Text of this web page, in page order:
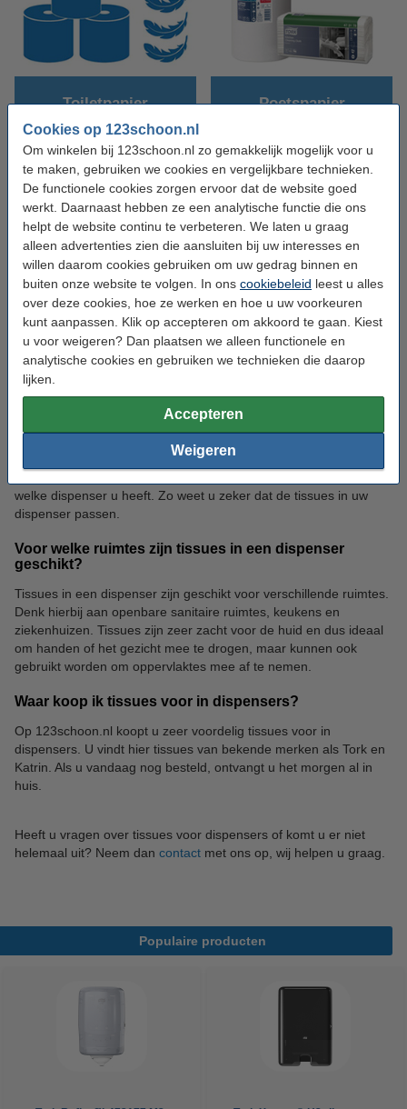
Cookies op 123schoon.nl
Om winkelen bij 123schoon.nl zo gemakkelijk mogelijk voor u
te maken, gebruiken we cookies en vergelijkbare technieken.
De functionele cookies zorgen ervoor dat de website goed
werkt. Daarnaast hebben ze een analytische functie die ons
helpt de website continu te verbeteren. We laten u graag
alleen advertenties zien die aansluiten bij uw interesses en
willen daarom cookies gebruiken om uw gedrag binnen en
buiten onze website te volgen. In ons cookiebeleid leest u alles
over deze cookies, hoe ze werken en hoe u uw voorkeuren
kunt aanpassen. Klik op accepteren om akkoord te gaan. Kiest
u voor weigeren? Dan plaatsen we alleen functionele en
analytische cookies en gebruiken we technieken die daarop
lijken.
Accepteren
Weigeren
Toiletpapier Poetspapier
Papieren rollen Papieren handdoeken
Veelgestelde vragen
Zijn tissues dispensers geschikt voor het gebruik van
verschillende soorten tissues?
Niet elke soort tissue kan in iedere soort dispenser. Het is daarom
welke dispenser u heeft. Zo weet u zeker dat de tissues in uw
dispenser passen.
Voor welke ruimtes zijn tissues in een dispenser
geschikt?
Tissues in een dispenser zijn geschikt voor verschillende ruimtes.
Denk hierbij aan openbare sanitaire ruimtes, keukens en
ziekenhuizen. Tissues zijn zeer zacht voor de huid en dus ideaal
om handen of het gezicht mee te drogen, maar kunnen ook
gebruikt worden om oppervlaktes mee af te nemen.
Waar koop ik tissues voor in dispensers?
Op 123schoon.nl koopt u zeer voordelig tissues voor in
dispensers. U vindt hier tissues van bekende merken als Tork en
Katrin. Als u vandaag nog besteld, ontvangt u het morgen al in
huis.
Heeft u vragen over tissues voor dispensers of komt u er niet
helemaal uit? Neem dan contact met ons op, wij helpen u graag.
Populaire producten